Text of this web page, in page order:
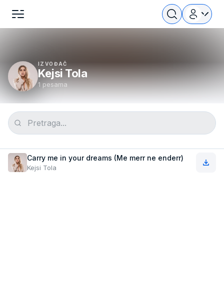
IZVOĐAČ
Kejsi Tola
1 pesama
Carry me in your dreams (Me merr ne enderr)
Kejsi Tola